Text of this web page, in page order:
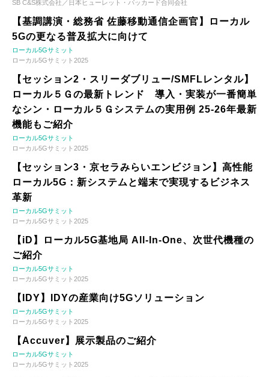
SB C&S株式会社／日本ヒューレット・パッカード合同会社
【基調講演・総務省 佐藤移動通信企画官】ローカル
5Gの更なる普及拡大に向けて
ローカル5Gサミット
ローカル5Gサミット2025
【セッション2・スリーダブリュー/SMFLレンタル】
ローカル５Ｇの最新トレンド 導入・実装が一番簡単
なシン・ローカル５Ｇシステムの実用例 25-26年最新
機能もご紹介
ローカル5Gサミット
ローカル5Gサミット2025
【セッション3・京セラみらいエンビジョン】高性能
ローカル5G：新システムと端末で実現するビジネス
革新
ローカル5Gサミット
ローカル5Gサミット2025
【iD】ローカル5G基地局 All-In-One、次世代機種の
ご紹介
ローカル5Gサミット
ローカル5Gサミット2025
【IDY】IDYの産業向け5Gソリューション
ローカル5Gサミット
ローカル5Gサミット2025
【Accuver】展示製品のご紹介
ローカル5Gサミット
ローカル5Gサミット2025